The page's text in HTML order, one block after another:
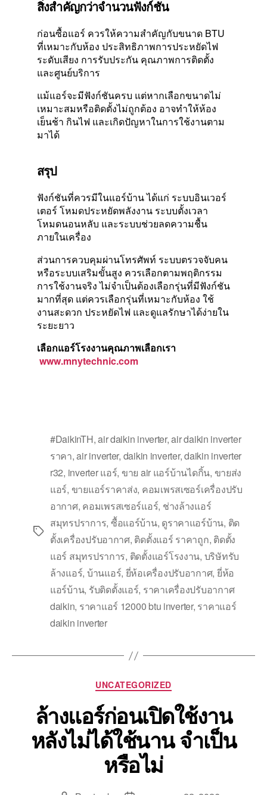
สิ่งสำคัญกว่าจำนวนฟังก์ชัน
ก่อนซื้อแอร์ ควรให้ความสำคัญกับขนาด BTU
ที่เหมาะกับห้อง ประสิทธิภาพการประหยัดไฟ
ระดับเสียง การรับประกัน คุณภาพการติดตั้ง
และศูนย์บริการ
แม้แอร์จะมีฟังก์ชันครบ แต่หากเลือกขนาดไม่
เหมาะสมหรือติดตั้งไม่ถูกต้อง อาจทำให้ห้อง
เย็นช้า กินไฟ และเกิดปัญหาในการใช้งานตาม
มาได้
สรุป
ฟังก์ชันที่ควรมีในแอร์บ้าน ได้แก่ ระบบอินเวอร์
เตอร์ โหมดประหยัดพลังงาน ระบบตั้งเวลา
โหมดนอนหลับ และระบบช่วยลดความชื้น
ภายในเครื่อง
ส่วนการควบคุมผ่านโทรศัพท์ ระบบตรวจจับคน
หรือระบบเสริมขั้นสูง ควรเลือกตามพฤติกรรม
การใช้งานจริง ไม่จำเป็นต้องเลือกรุ่นที่มีฟังก์ชัน
มากที่สุด แต่ควรเลือกรุ่นที่เหมาะกับห้อง ใช้
งานสะดวก ประหยัดไฟ และดูแลรักษาได้ง่ายใน
ระยะยาว
เลือกแอร์โรงงานคุณภาพเลือกเรา
www.mnytechnic.com
#DaikinTH,air daikin inverter,air daikin inverter
ราคา,air inverter, daikin inverter,daikin inverter
r32, inverter แอร์, ขาย air แอร์บ้านไดกิ้น, ขายส่ง
แอร์, ขายแอร์ราคาส่ง, คอมเพรสเซอร์เครื่องปรับ
อากาศ, คอมเพรสเซอร์แอร์, ช่างล้างแอร์
สมุทรปราการ, ซื้อแอร์บ้าน, ดูราคาแอร์บ้าน, ติด
ตั้งเครื่องปรับอากาศ, ติดตั้งแอร์ ราคาถูก, ติดตั้ง
แอร์ สมุทรปราการ, ติดตั้งแอร์โรงงาน, บริษัทรับ
ล้างแอร์, บ้านแอร์, ยี่ห้อเครื่องปรับอากาศ, ยี่ห้อ
แอร์บ้าน, รับติดตั้งแอร์, ราคาเครื่องปรับอากาศ
daikin, ราคาแอร์ 12000 btu inverter, ราคาแอร์
daikin inverter
UNCATEGORIZED
ล้างแอร์ก่อนเปิดใช้งาน
หลังไม่ได้ใช้นาน จำเป็น
หรือไม่